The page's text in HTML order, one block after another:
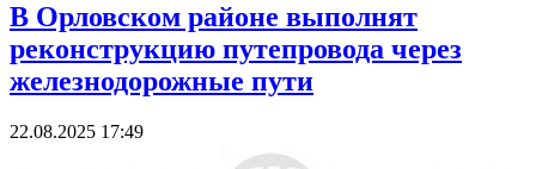
В Орловском районе выполнят
реконструкцию путепровода через
железнодорожные пути
22.08.2025 17:49